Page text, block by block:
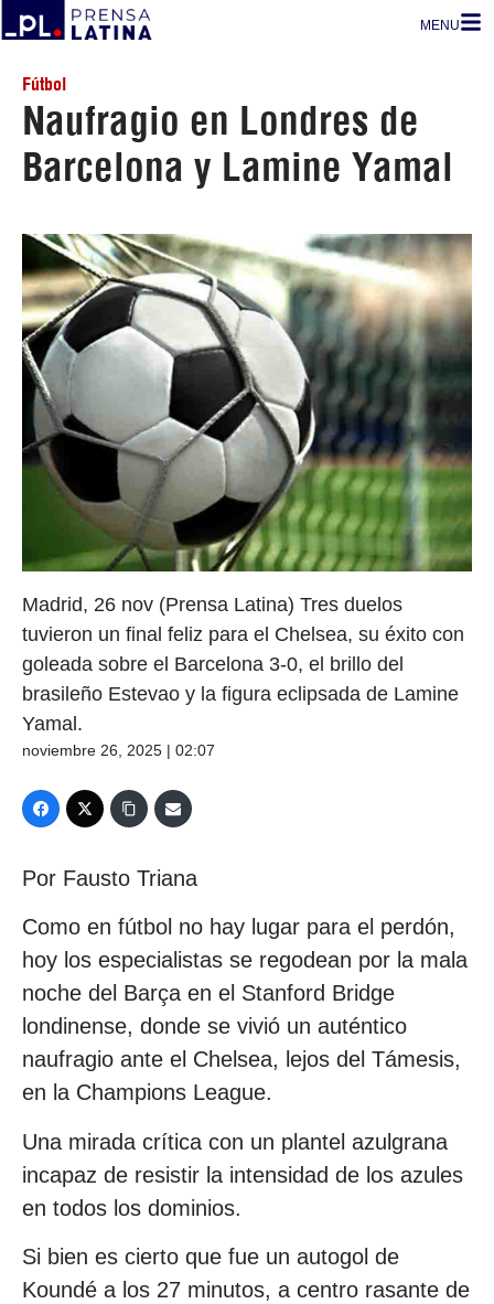
MENU
Fútbol
Naufragio en Londres de
Barcelona y Lamine Yamal
Madrid, 26 nov (Prensa Latina) Tres duelos
tuvieron un final feliz para el Chelsea, su éxito con
goleada sobre el Barcelona 3-0, el brillo del
brasileño Estevao y la figura eclipsada de Lamine
Yamal.
noviembre 26, 2025 | 02:07
Por Fausto Triana
Como en fútbol no hay lugar para el perdón,
hoy los especialistas se regodean por la mala
noche del Barça en el Stanford Bridge
londinense, donde se vivió un auténtico
naufragio ante el Chelsea, lejos del Támesis,
en la Champions League.
Una mirada crítica con un plantel azulgrana
incapaz de resistir la intensidad de los azules
en todos los dominios.
Si bien es cierto que fue un autogol de
Koundé a los 27 minutos, a centro rasante de